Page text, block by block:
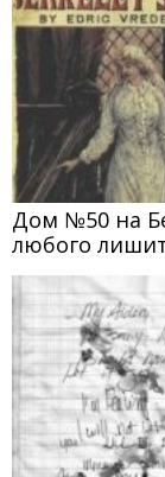
Дом №50 на
любого